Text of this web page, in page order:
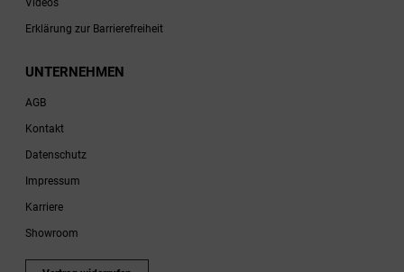
Erklärung zur Barrierefreiheit
UNTERNEHMEN
AGB
Kontakt
Datenschutz
Impressum
Karriere
Showroom